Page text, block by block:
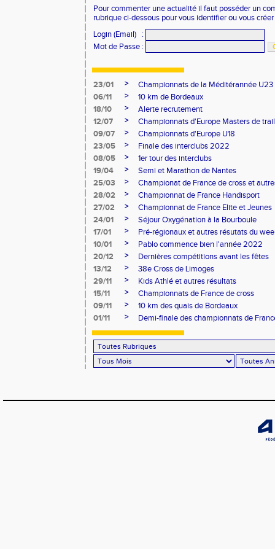
Pour commenter une actualité il faut posséder un
rubrique ci-dessous pour vous identifier ou vous
Login (Email)
:
Mot de Passe :
23/01 >
Championnats de la Méditérannée U23
06/11
>
10 km de Bordeaux
18/10
>
Alerte recrutement
12/07
>
Championnats d'Europe Masters de trail
09/07
>
Championnats d'Europe U18
23/05
>
Finale des interclubs 2022
08/05
>
1er tour des interclubs
19/04
>
Semi et Marathon de Nantes
25/03
>
Championat de France de cross et
28/02
>
Championnat de France Handisport
27/02
>
Championnat de France Elite et Jeunes
24/01
>
Séjour Oxygénation à la Bourboule
17/01
>
Pré-régionaux et autres résutats du
10/01
>
Pablo commence bien l'année 2022
20/12
>
Dernières compétitions avant les fêtes
13/12
>
38e Cross de Limoges
29/11
>
Kids Athlé et autres résultats
15/11
>
Championnats de France de cross
09/11
>
10 km des quais de Bordeaux
01/11
> Demi-finale des championnats de